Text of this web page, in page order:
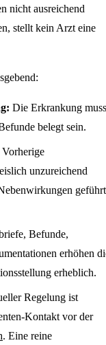
nicht ausreichend
stellt kein Arzt eine
Die Erkrankung muss
belegt sein.
Vorherige
unzureichend
geführt
Befunde,
erhöhen
erheblich.
Regelung ist
Kontakt vor der
. Eine reine